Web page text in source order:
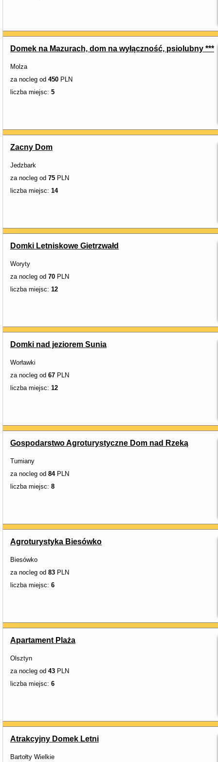
Domek na Mazurach, dom na wyłączność, psiolubny ***
Molza
za nocleg od 450 PLN
liczba miejsc: 5
Zacny Dom
Jedzbark
za nocleg od 75 PLN
liczba miejsc: 14
Domki Letniskowe Gietrzwałd
Woryty
za nocleg od 70 PLN
liczba miejsc: 12
Domki nad jeziorem Sunia
Worławki
za nocleg od 67 PLN
liczba miejsc: 12
Gospodarstwo Agroturystyczne Dom nad Rzeką
Tumiany
za nocleg od 84PLN
liczba miejsc: 8
Agroturystyka Biesówko
Biesówko
za nocleg od 83 PLN
liczba miejsc: 6
Apartament Plaża
Olsztyn
za nocleg od 43 PLN
liczba miejsc: 6
Atrakcyjny Domek Letni
Bartołty Wielkie